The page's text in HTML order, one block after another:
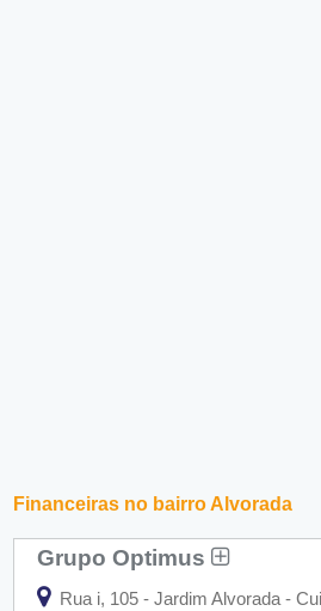
Financeiras no bairro Alvorada
Grupo Optimus
Rua i, 105 - Jardim Alvorada -